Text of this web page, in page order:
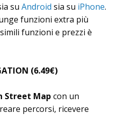
su Android sia su iPhone.
funzioni extra più
funzioni e prezzi è
(6.49€)
Street Map con un
percorsi, ricevere